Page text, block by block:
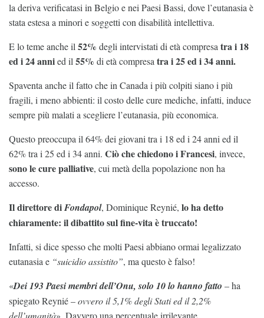
la deriva verificatasi in Belgio e nei Paesi Bassi, dove l’eutanasia è
stata estesa a minori e soggetti con disabilità intellettiva.
E lo teme anche il 52% degli intervistati di età compresa tra i 18
ed i 24 annied il 55% di età compresa tra i 25 ed i 34 anni.
Spaventa anche il fatto che in Canada i più colpiti siano i più
fragili, i meno abbienti: il costo delle cure mediche, infatti, induce
sempre più malati a scegliere l’eutanasia, più economica.
Questo preoccupa il 64% dei giovani tra i 18 ed i 24 anni ed il
62% tra i 25 ed i 34 anni. Ciò che chiedono i Francesi, invece,
sono lecure palliative, cui metà della popolazione non ha
accesso.
Il direttore diFondapol, Dominique Reynié, lo ha detto
chiaramente: il dibattito sul fine-vita è truccato!
Infatti, si dice spesso che molti Paesi abbiano ormai legalizzato
eutanasia e “suicidio assistito”, ma questo è falso!
«Dei 193 Paesi membri dell’Onu, solo 10 lo hanno fatto – ha
spiegato Reynié –ovvero il 5,1% degli Stati ed il 2,2%
dell’umanità». Davvero una percentuale irrilevante…